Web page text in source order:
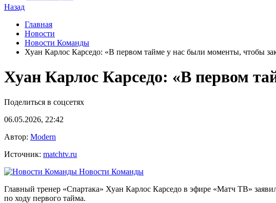
Назад
Главная
Новости
Новости Команды
Хуан Карлос Карседо: «В первом тайме у нас были моменты, чтобы
Хуан Карлос Карседо: «В первом
Поделиться в соцсетях
06.05.2026, 22:42
Автор: Modern
Источник: matchtv.ru
Новости Команды
Главный тренер «Спартака» Хуан Карлос Карседо в эфире «Матч ТВ»
по ходу первого тайма.